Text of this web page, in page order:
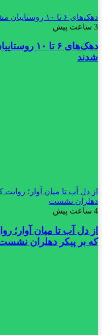
دهک‌های ۶ تا ۱۰ روستاییان مشمول پرداخت حق بیمه شدند
3 ساعت پیش
دهک‌های ۶
شدند
از دل آب تا میان آوار؛
دهلران نشست
4 ساعت پیش
از دل آب تا میان آوار؛
که بر پیکر دهلران